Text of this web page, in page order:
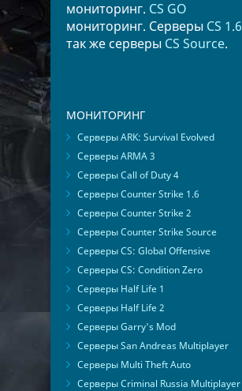
мониторинг. CS GO
мониторинг. Серверы CS 1.6
так же серверы CS Source.
МОНИТОРИНГ
Серверы ARK: Survival Evolved
Серверы ARMA 3
Серверы Call of Duty 4
Серверы Counter Strike 1.6
Серверы Counter Strike 2
Серверы Counter Strike Source
Серверы CS: Global Offensive
Серверы CS: Condition Zero
Серверы Half Life 1
Серверы Half Life 2
Серверы Garry's Mod
Серверы San Andreas Multiplayer
Серверы Multi Theft Auto
Серверы Criminal Russia Multiplayer